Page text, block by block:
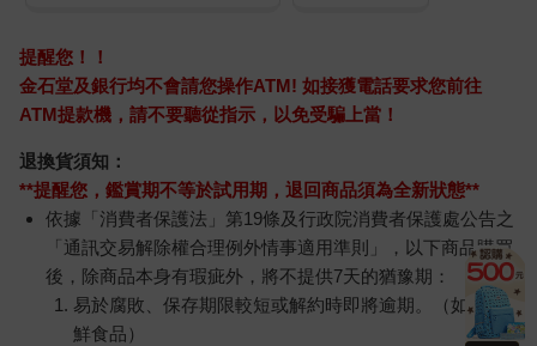
提醒您！！
金石堂及銀行均不會請您操作ATM! 如接獲電話要求您前往
ATM提款機，請不要聽從指示，以免受騙上當！
退換貨須知：
**提醒您，鑑賞期不等於試用期，退回商品須為全新狀態**
依據「消費者保護法」第19條及行政院消費者保護處公告之
「通訊交易解除權合理例外情事適用準則」，以下商品購買
後，除商品本身有瑕疵外，將不提供7天的猶豫期：
易於腐敗、保存期限較短或解約時即將逾期。（如：生
鮮食品）